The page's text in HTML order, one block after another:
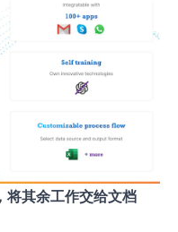
将其余工作交给文档